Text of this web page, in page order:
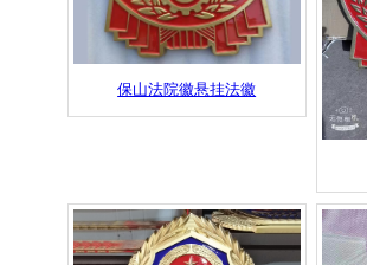
保山法院徽悬挂法徽